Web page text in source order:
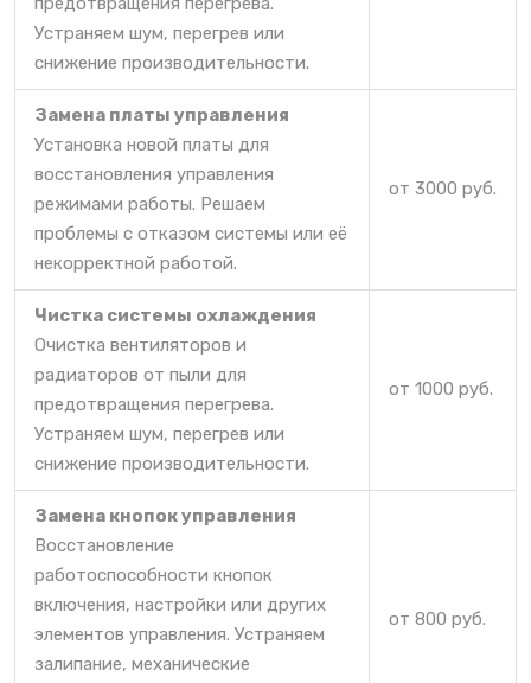
Устраняем шум, перегрев или
снижение производительности.
Замена платы управления
Установка новой платы для
восстановления управления
режимами работы. Решаем
проблемы с отказом системы или её
некорректной работой.
от 3000 руб.
Чистка системы охлаждения
Очистка вентиляторов и
радиаторов от пыли для
предотвращения перегрева.
Устраняем шум, перегрев или
снижение производительности.
от 1000 руб.
Замена кнопок управления
Восстановление
работоспособности кнопок
включения, настройки или других
элементов управления. Устраняем
залипание, механические
от 800 руб.